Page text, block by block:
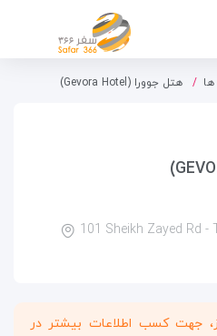
ها هتل جوورا (Gevora Hotel)
101 Sheikh Zayed Rd -
جهت کسب اطلاعات بیشتر در